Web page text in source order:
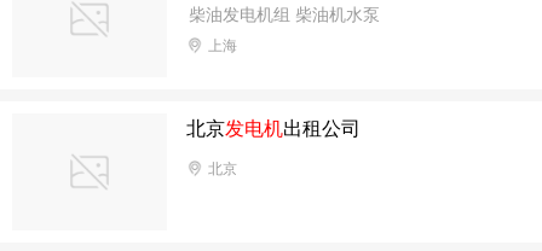
柴油发电机组 柴油机水泵
上海
北京发电机出租公司
北京